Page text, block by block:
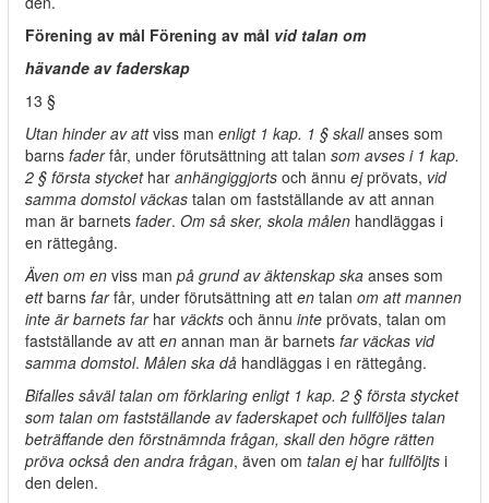
Förening av mål Förening av mål vid talan om
hävande av faderskap
13 §
Utan hinder av attviss man enligt 1 kap. 1 § skallanses som
barns faderfår, under förutsättning att talan som avses i 1 kap.
2 § första styckethar anhängiggjorts och ännu ejprövats, vid
samma domstol väckas talan om fastställande av att annan
man är barnets fader. Om så sker, skola målen handläggas i
en rättegång.
Även om en viss man på grund av äktenskap ska anses som
ettbarns farfår, under förutsättning att en talan om att mannen
inte är barnets far har väckts och ännu inte prövats, talan om
fastställande av att en annan man är barnets far väckas vid
samma domstol. Målen ska då handläggas i en rättegång.
Bifalles såväl talan om förklaring enligt 1 kap. 2 § första stycket
som talan om fastställande av faderskapet och fullföljes talan
beträffande den förstnämnda frågan, skall den högre rätten
pröva också den andra frågan, även om talan ejhar fullföljts i
den delen.